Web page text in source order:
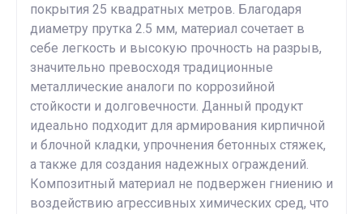
покрытия 25 квадратных метров. Благодаря
диаметру прутка 2.5 мм, материал сочетает в
себе легкость и высокую прочность на разрыв,
значительно превосходя традиционные
металлические аналоги по коррозийной
стойкости и долговечности. Данный продукт
идеально подходит для армирования кирпичной
и блочной кладки, упрочнения бетонных стяжек,
а также для создания надежных ограждений.
Композитный материал не подвержен гниению и
воздействию агрессивных химических сред, что